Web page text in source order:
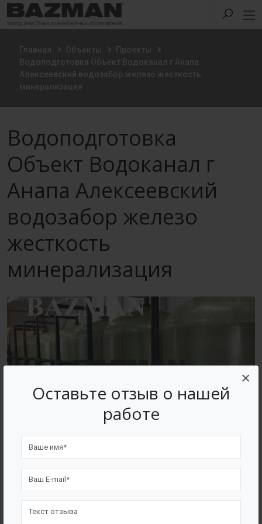
Оставьте отзыв о нашей
работе
×
Главная Объекты
Проекты
Водоподготовка Объект Водоканал г Анапа
Алексеевский водозабор железо жесткость
минерализация
Водоподготовка
Объект Водоканал г
Анапа Алексеевский
водозабор железо
жесткость
минерализация
ВОЗВРАТ К СПИСКУ